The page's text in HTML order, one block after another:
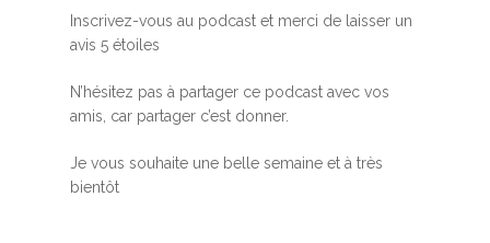
Inscrivez-vous au podcast et merci de laisser un
avis 5 étoiles
N’hésitez pas à partager ce podcast avec vos
amis, car partager c’est donner.
Je vous souhaite une belle semaine et à très
bientôt
Accueil